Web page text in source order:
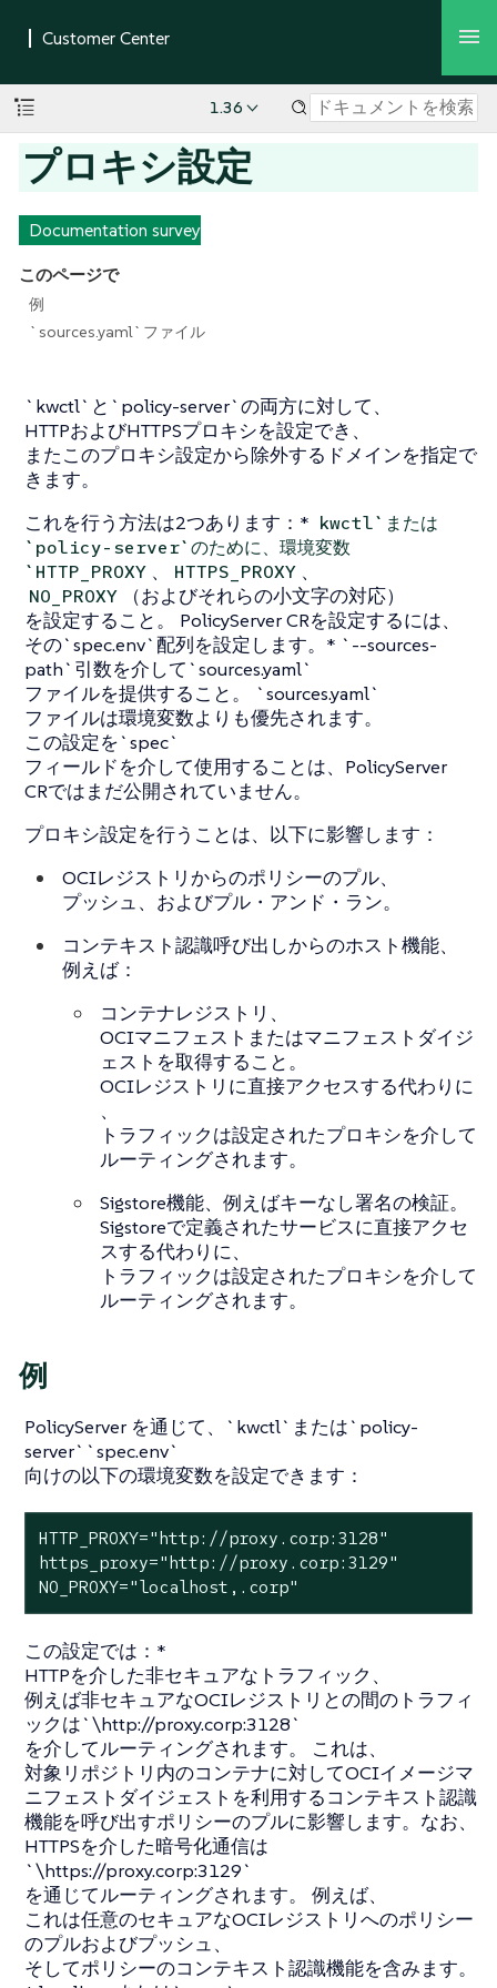
1.36
プロキシ設定
Documentation survey
このページで
例
`sources.yaml`ファイル
`kwctl`と`policy-server`の両方に対して、
HTTPおよびHTTPSプロキシを設定でき、
またこのプロキシ設定から除外するドメインを指定で
きます。
これを行う方法は2つあります：* kwctl`または
`policy-server`のために、環境変数
`HTTP_PROXY 、 HTTPS_PROXY 、
NO_PROXY
（およびそれらの小文字の対応）
を設定すること。 PolicyServer CRを設定するには、
その`spec.env`配列を設定します。* `--sources-
path`引数を介して`sources.yaml`
ファイルを提供すること。 `sources.yaml`
ファイルは環境変数よりも優先されます。
この設定を`spec`
フィールドを介して使用することは、PolicyServer
CRではまだ公開されていません。
プロキシ設定を行うことは、以下に影響します：
OCIレジストリからのポリシーのプル、
プッシュ、およびプル・アンド・ラン。
コンテキスト認識呼び出しからのホスト機能、
例えば：
コンテナレジストリ、
OCIマニフェストまたはマニフェストダイジ
ェストを取得すること。
OCIレジストリに直接アクセスする代わりに
、
トラフィックは設定されたプロキシを介して
ルーティングされます。
Sigstore機能、例えばキーなし署名の検証。
Sigstoreで定義されたサービスに直接アクセ
スする代わりに、
トラフィックは設定されたプロキシを介して
ルーティングされます。
例
PolicyServer を通じて、`kwctl`または`policy-
server``spec.env`
向けの以下の環境変数を設定できます：
HTTP_PROXY="http://proxy.corp:3128"
https_proxy="http://proxy.corp:3129"
NO_PROXY="localhost,.corp"
この設定では：*
HTTPを介した非セキュアなトラフィック、
例えば非セキュアなOCIレジストリとの間のトラフィ
ックは`\http://proxy.corp:3128`
を介してルーティングされます。 これは、
対象リポジトリ内のコンテナに対してOCIイメージマ
ニフェストダイジェストを利用するコンテキスト認識
機能を呼び出すポリシーのプルに影響します。なお、
HTTPSを介した暗号化通信は
`\https://proxy.corp:3129`
を通じてルーティングされます。 例えば、
これは任意のセキュアなOCIレジストリへのポリシー
のプルおよびプッシュ、
そしてポリシーのコンテキスト認識機能を含みます。